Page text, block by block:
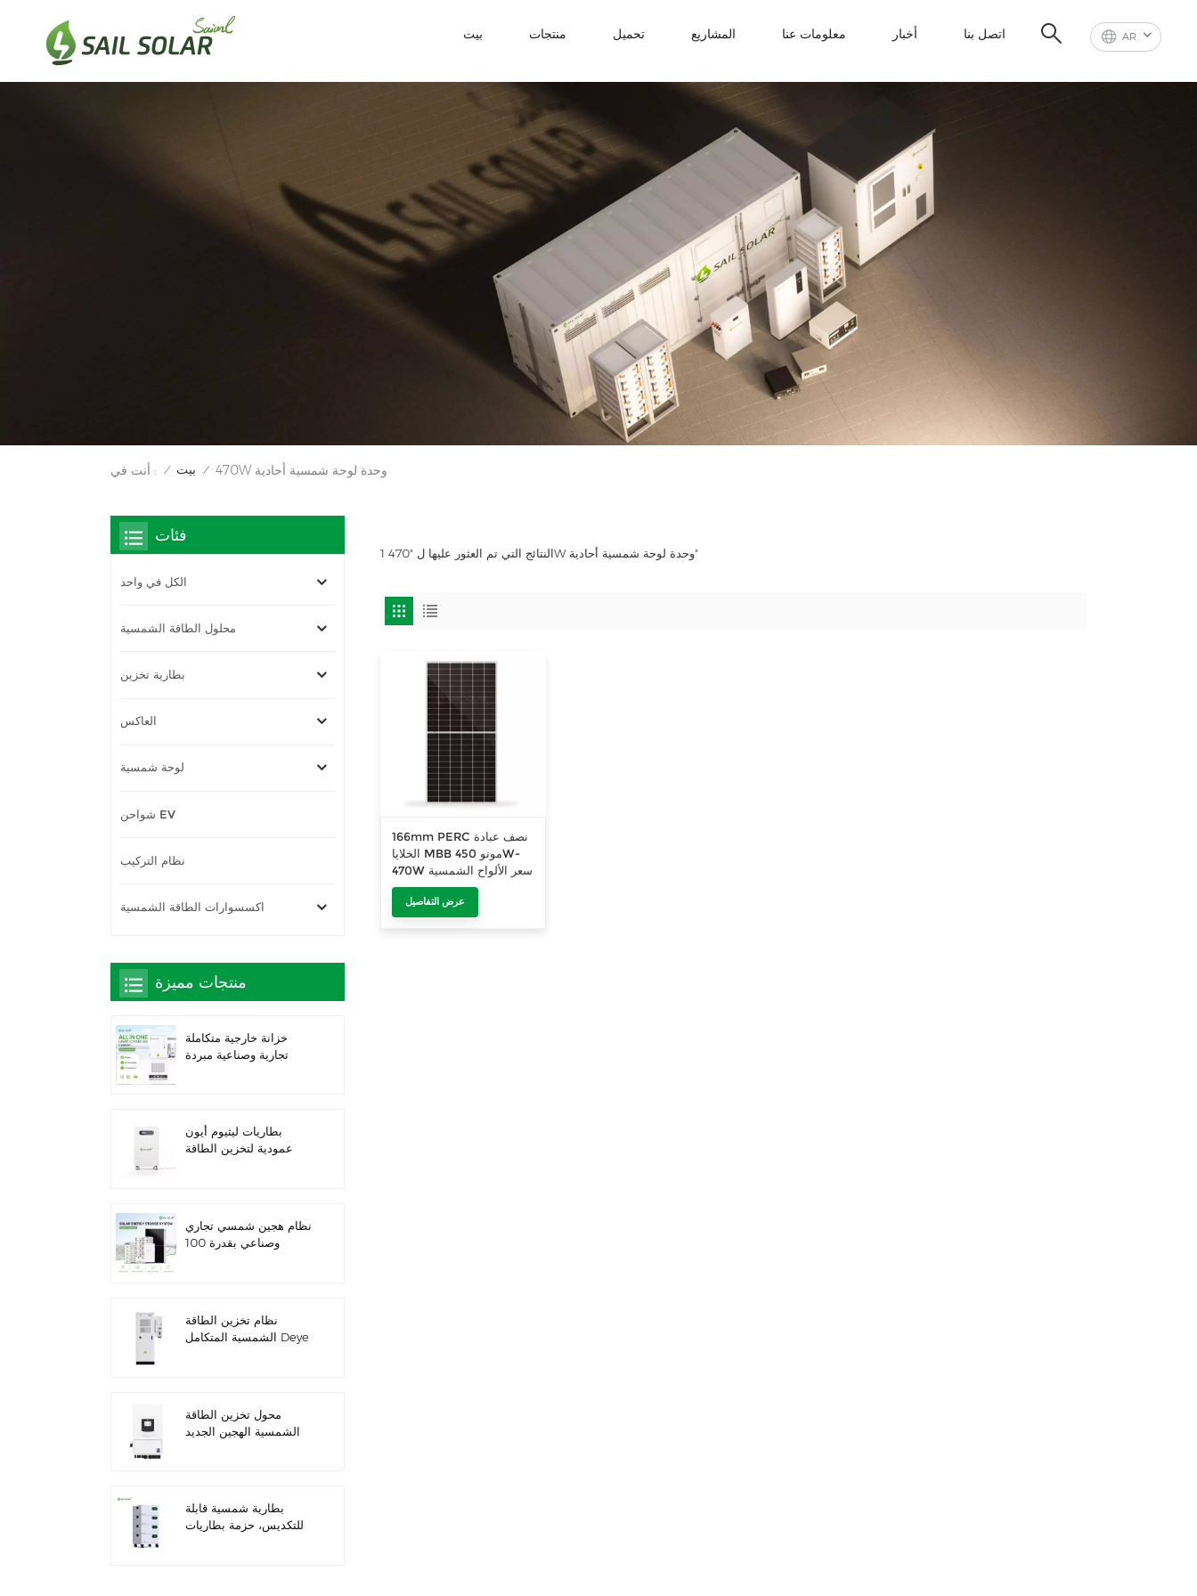
AR بيت منتجات تحميل المشاريع معلومات عنا أخبار اتصل بنا
أنت في : / بيت / 470W وحدة لوحة شمسية أحادية
1 النتائج التي تم العثور عليها ل "470W وحدة لوحة شمسية أحادية"
166mm PERC نصف عبادة
الخلايا MBB مونو 450W-
470W سعر الألواح الشمسية
عرض التفاصيل
فئات
الكل في واحد
محلول الطاقة الشمسية
بطارية تخزين
العاكس
لوحة شمسية
شواحن EV
نظام التركيب
اكسسوارات الطاقة الشمسية
منتجات مميزة
خزانة خارجية متكاملة
تجارية وصناعية مبردة
IP66 ESS
بطاريات ليثيوم أيون
عمودية لتخزين الطاقة
نظام هجين شمسي تجاري
وصناعي بقدرة 100
نظام تخزين الطاقة
الشمسية المتكامل Deye
الخارجي، بجهد 51.2 فولت
وسعة 100 أمبير/ساعة.
محول تخزين الطاقة
الشمسية الهجين الجديد
بطارية شمسية قابلة
للتكديس، حزمة بطاريات